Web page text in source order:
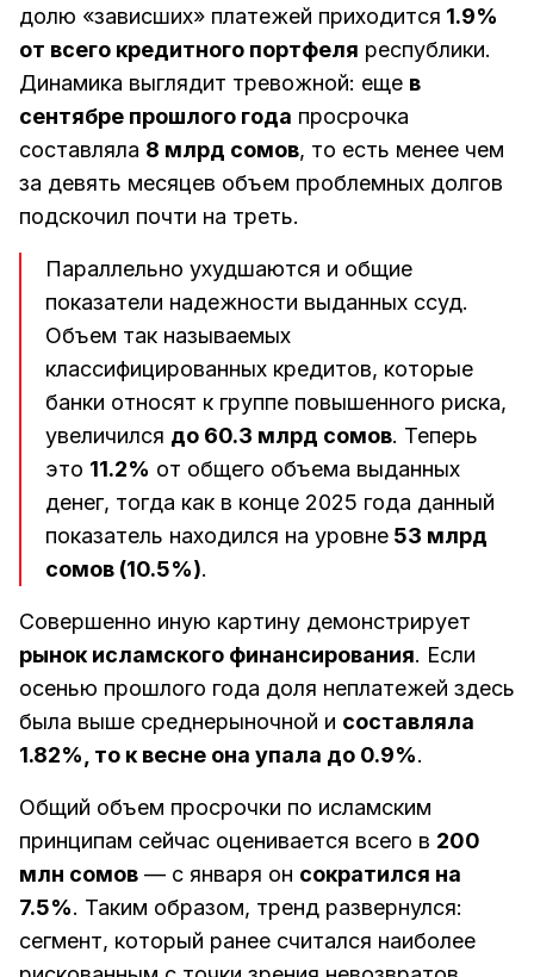
долю «зависших» платежей приходится 1.9%
от всего кредитного портфеля республики.
Динамика выглядит тревожной: еще в
сентябре прошлого года просрочка
составляла 8 млрд сомов, то есть менее чем
за девять месяцев объем проблемных долгов
подскочил почти на треть.
Параллельно ухудшаются и общие
показатели надежности выданных ссуд.
Объем так называемых
классифицированных кредитов, которые
банки относят к группе повышенного риска,
увеличился до 60.3 млрд сомов. Теперь
это 11.2% от общего объема выданных
денег, тогда как в конце 2025 года данный
показатель находился на уровне 53 млрд
сомов (10.5%).
Совершенно иную картину демонстрирует
рынок исламского финансирования. Если
осенью прошлого года доля неплатежей здесь
была выше среднерыночной и составляла
1.82%, то к весне она упала до 0.9%.
Общий объем просрочки по исламским
принципам сейчас оценивается всего в 200
млн сомов — с января он сократился на
7.5%. Таким образом, тренд развернулся:
сегмент, который ранее считался наиболее